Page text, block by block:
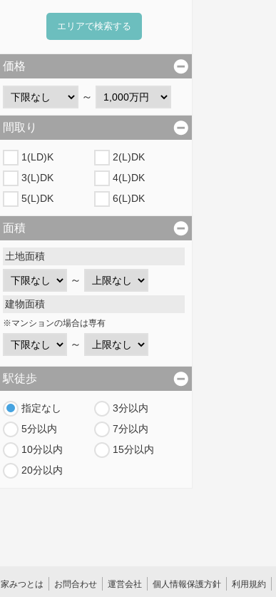
エリアで検索する
価格
～
間取り
1(LD)K
2(L)DK
3(L)DK
4(L)DK
5(L)DK
6(L)DK
面積
土地面積
～
建物面積
※マンションの場合は専有
～
駅徒歩
指定なし
3分以内
5分以内
7分以内
10分以内
15分以内
20分以内
家みつとは お問合わせ 運営会社 個人情報保護方針 利用規約